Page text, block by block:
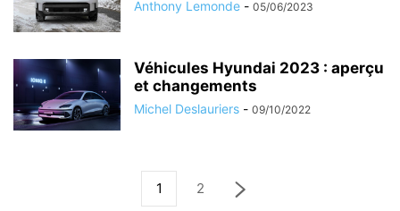
Anthony Lemonde - 05/06/2023
Véhicules Hyundai 2023 : aperçu
et changements
Michel Deslauriers - 09/10/2022
1 2